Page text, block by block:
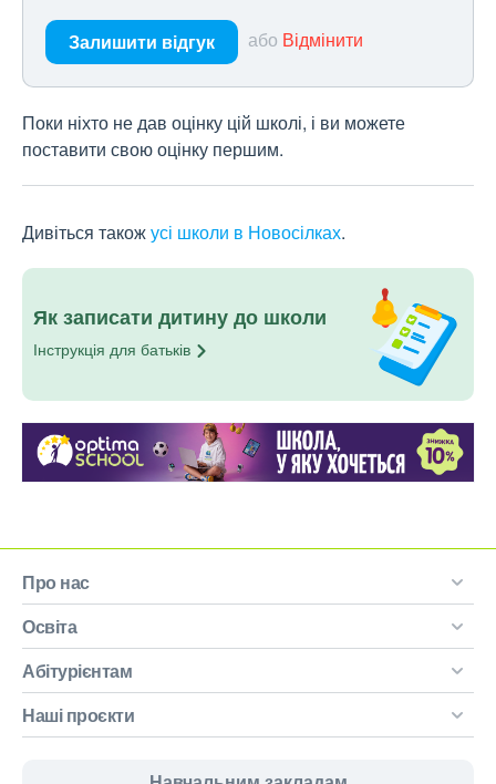
Залишити відгук або Відмінити
Поки ніхто не дав оцінку цій школі, і ви можете
поставити свою оцінку першим.
Дивіться такожусі школи в Новосілках.
Як записати дитину до школи
Інструкція для батьків
Про нас
Освіта
Абітурієнтам
Наші проєкти